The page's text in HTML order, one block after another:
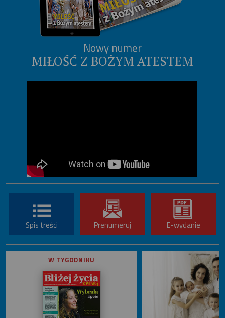
Nowy numer
MIŁOŚĆ Z BOŻYM ATESTEM
Spis treści Prenumeruj E-wydanie
W TYGODNIKU